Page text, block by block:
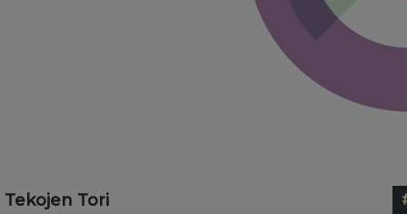
Tekojen Tori